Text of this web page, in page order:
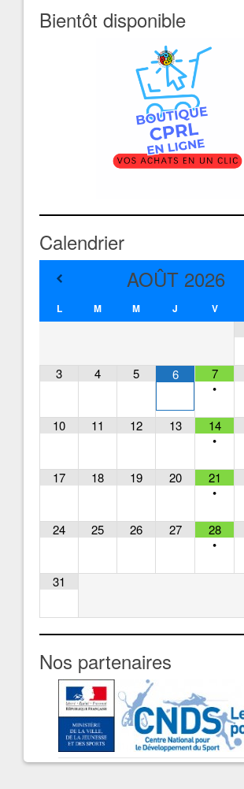
Bientôt disponible
Calendrier
AOÛT 2026
L M M J V
3 4 5 6 7
•
10 11 12 13 14
•
17 18 19 20 21
•
24 25 26 27 28
•
31
Nos partenaires